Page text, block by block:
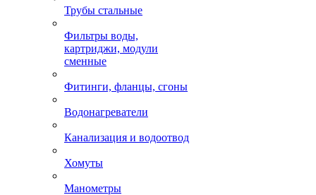
Трубы стальные
Фильтры воды,
картриджи, модули
сменные
Фитинги, фланцы, сгоны
Водонагреватели
Канализация и водоотвод
Хомуты
Манометры